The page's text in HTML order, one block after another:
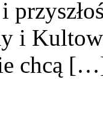
i
chcą